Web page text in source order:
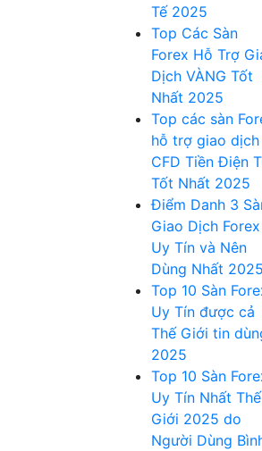
Tế 2025
Top Các Sàn
Forex Hỗ Trợ
Dịch VÀNG Tốt
Nhất 2025
Top các sàn
hỗ trợ giao dịch
CFD Tiền Điện
Tốt Nhất 2025
Điểm Danh 3
Giao Dịch Forex
Uy Tín và Nên
Dùng Nhất 2025
Top 10 Sàn
Uy Tín được cả
Thế Giới tin
2025
Top 10 Sàn
Uy Tín Nhất Thế
Giới 2025 do
Người Dùng